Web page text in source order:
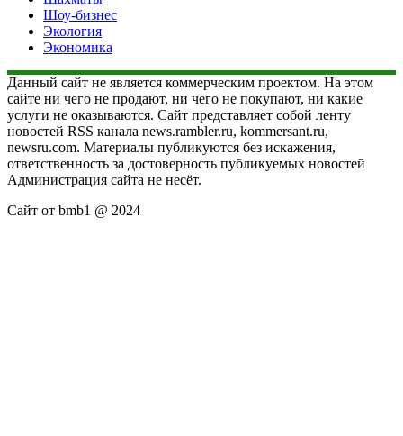
Шоу-бизнес
Экология
Экономика
Данный сайт не является коммерческим проектом. На этом
сайте ни чего не продают, ни чего не покупают, ни какие
услуги не оказываются. Сайт представляет собой ленту
новостей RSS канала news.rambler.ru, kommersant.ru,
newsru.com. Материалы публикуются без искажения,
ответственность за достоверность публикуемых новостей
Администрация сайта не несёт.
Сайт от bmb1 @ 2024